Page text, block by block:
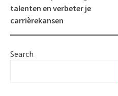
navigation
talenten en verbeter je
carrièrekansen
Search